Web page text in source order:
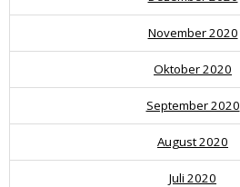
November 2020
Oktober 2020
September 2020
August 2020
Juli 2020